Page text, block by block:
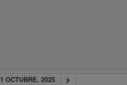
1 OCTUBRE, 2025